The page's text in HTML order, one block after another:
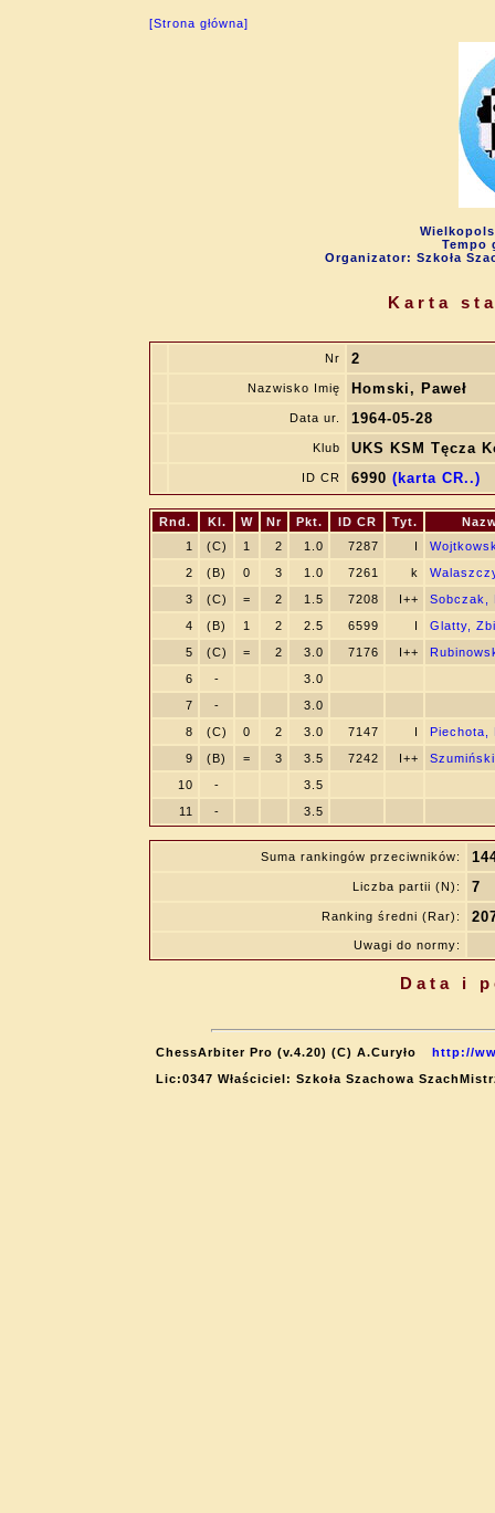
[Strona główna]
Tempo
Organizator: Szkoła
Karta
Nr 2
Nazwisko Imię Homski, Paweł
Data ur. 1964-05-28
Klub UKS KSM Tęcza
ID CR 6990 (karta CR..)
Rnd. Kl. W Nr Pkt. ID CR Tyt.
1
(C) 1 2 1.0 7287 I
2
(B) 0 3 1.0 7261 k
3
(C) = 2 1.5 7208 I++
Sobczak,
4
(B) 1 2 2.5 6599 I
Glatty,
5
(C) = 2 3.0 7176 I++
6
-
3.0
7
-
3.0
8
(C) 0 2 3.0 7147 I
Piechota,
9
(B) = 3 3.5 7242 I++
10
-
3.5
11
- 3.5
Suma rankingów przeciwników:
Liczba partii (N): 7
Ranking średni (Rar):
Uwagi do normy:
Data i
ChessArbiter Pro (v.4.20) (C) A.Curyło
http://
Lic:0347 Właściciel: Szkoła Szachowa